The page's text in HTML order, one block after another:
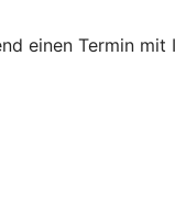
einen Termin